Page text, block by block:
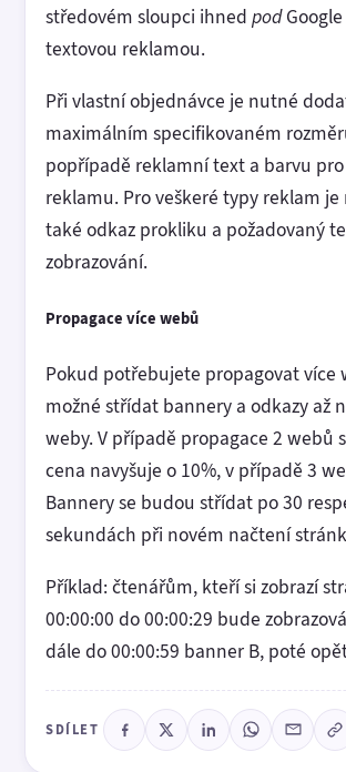
středovém sloupci ihned podGoogle
textovou reklamou.
Při vlastní objednávce je nutné
maximálním specifikovaném
popřípadě reklamní text a barvu
reklamu. Pro veškeré typy reklam
také odkaz prokliku a požadovaný
zobrazování.
Propagace více webů
Pokud potřebujete propagovat více
možné střídat bannery a odkazy až
weby. V případě propagace 2 webů
cena navyšuje o 10%, v případě 3
Bannery se budou střídat po 30
sekundách při novém načtení
Příklad: čtenářům, kteří si zobrazí
00:00:00 do 00:00:29 bude
dále do 00:00:59 banner B, poté
SDÍLET